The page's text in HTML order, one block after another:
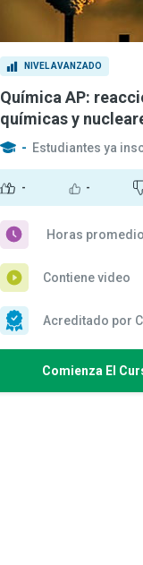
NIVEL AVANZADO
Química AP:
químicas y
- Estudiantes ya
- -
Horas promedio
Contiene video
Acreditado por
Comienza El